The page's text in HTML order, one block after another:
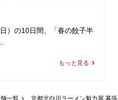
一覧 京都北白川ラーメン魁力屋 幕
）の10日間、「春の餃子半
ン1杯ご注文で餃子(5ケ)が何
もっと見る